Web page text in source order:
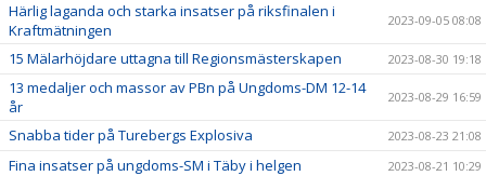
Härlig laganda och starka insatser på riksfinalen i
Kraftmätningen
2023-09-05 08:08
15 Mälarhöjdare uttagna till Regionsmästerskapen 2023-08-30 19:18
13 medaljer och massor av PBn på Ungdoms-DM 12-14
år
2023-08-29 16:59
Snabba tider på Turebergs Explosiva 2023-08-23 21:08
Fina insatser på ungdoms-SM i Täby i helgen 2023-08-21 10:29